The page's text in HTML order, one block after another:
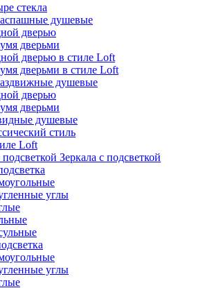
стекла
душевые
дверью
дверьми
дверью в стиле Loft
дверьми в стиле Loft
душевые
дверью
дверьми
душевые
стиль
Loft
Зеркала с подсветкой
углы
углы